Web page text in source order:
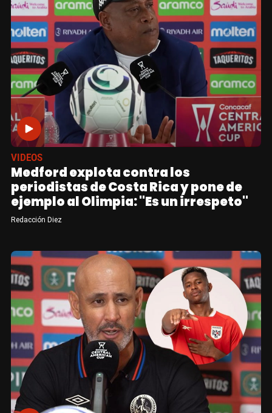
VIDEOS
Medford explota contra los
periodistas de Costa Rica y pone de
ejemplo al Olimpia: "Es un irrespeto"
Redacción Diez